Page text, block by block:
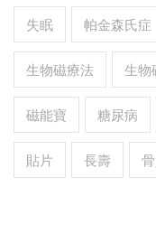
失眠 帕金森氏症
生物磁療法 生物
磁能寶 糖尿病
貼片 長壽